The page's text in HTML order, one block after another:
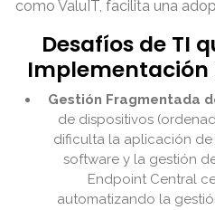
como ValuIT, facilita una
Desafíos de TI
Implementación
Gestión Fragmentada
de dispositivos
dificulta la aplicación
software y la gestión
Endpoint Central
automatizando la